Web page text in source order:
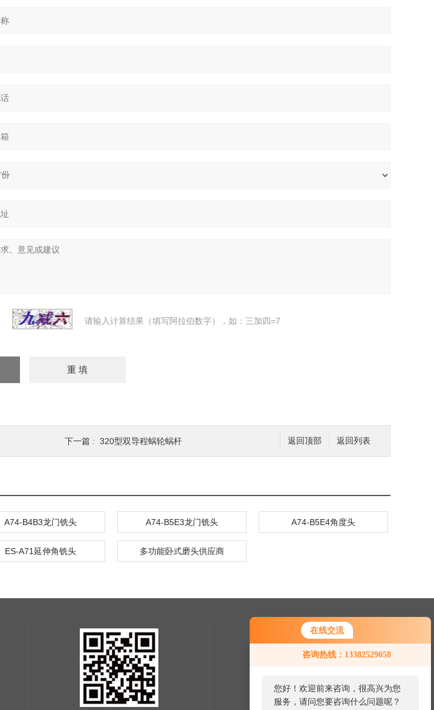
在线交流
咨询热线：13382529058
您好！欢迎前来咨询，很高兴为您
服务，请问您要咨询什么问题呢？
请输入计算结果（填写阿拉伯数字），如：三加四=7
返回列表
返回顶部
下一篇 : 320型双导程蜗轮蜗杆
A74-B4B3龙门铣头 A74-B5E3龙门铣头 A74-B5E4角度头
ES-A71延伸角铣头 多功能卧式磨头供应商
联系我们
0512-57687508